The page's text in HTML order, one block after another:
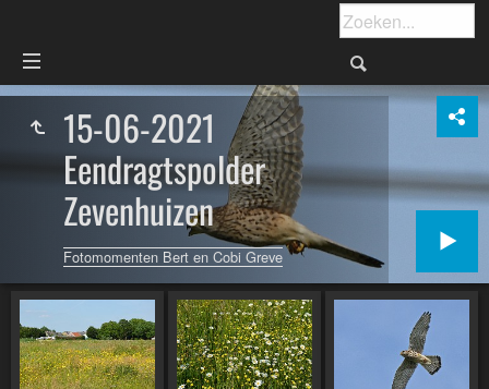
15-06-2021
Eendragtspolder
Zevenhuizen
Fotomomenten Bert en Cobi Greve